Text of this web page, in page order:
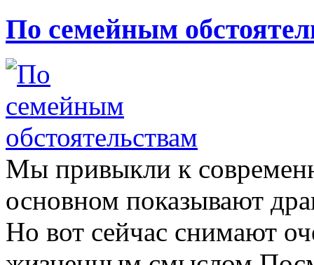
По семейным
Мы привыкли к
основном показывают
Но вот сейчас снимают